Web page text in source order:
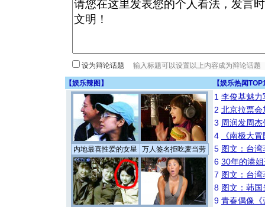
设为辩论话题
【娱乐辣图 】 【娱乐热闻
内地最喜性爱的女星 万人签名拒吃麦当劳
1 李俊基魅力
2 北京拉票
3 周润发周
4
《南极大
5 图文：台
6 30年的港
7 图文：台
8 图文：韩
9 青春偶像《